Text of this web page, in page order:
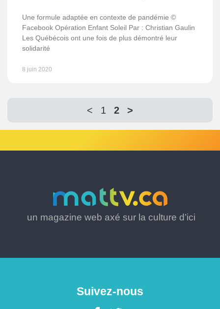
Une formule adaptée en contexte de pandémie ©
Facebook Opération Enfant Soleil Par : Christian Gaulin
Les Québécois ont une fois de plus démontré leur
solidarité
8 juin 2020
< 1 2 >
un magazine web axé sur la culture d’ici
Suivez-nous